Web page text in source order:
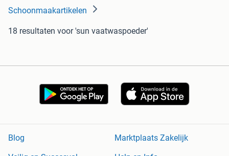
Schoonmaakartikelen
18 resultaten voor 'sun vaatwaspoeder'
Blog
Marktplaats Zakelijk